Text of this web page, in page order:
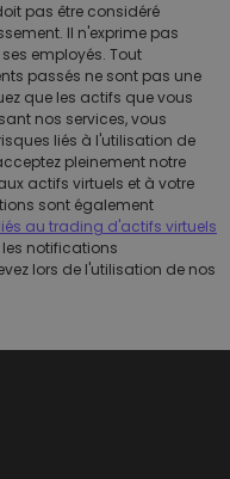
pas être considéré
Il n'exprime pas
employés. Tout
passés ne sont pas une
que les actifs que vous
nos services, vous
liés à l'utilisation de
pleinement notre
actifs virtuels et à votre
sont également
au trading d'actifs virtuels
notifications
lors de l'utilisation de nos